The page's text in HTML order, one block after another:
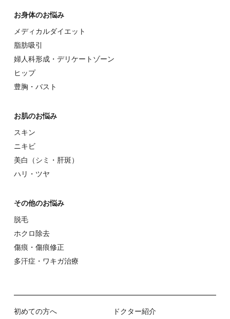
お⾝体のお悩み
メディカルダイエット
脂肪吸引
婦⼈科形成・デリケートゾーン
ヒップ
豊胸・バスト
お肌のお悩み
スキン
ニキビ
美⽩（シミ・肝斑）
ハリ・ツヤ
その他のお悩み
脱⽑
ホクロ除去
傷痕・傷痕修正
多汗症・ワキガ治療
初めての⽅へ
ドクター紹介